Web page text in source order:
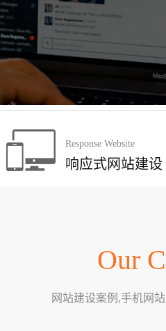
Response Website
响应式网站建设
Our
网站建设案例,手机网